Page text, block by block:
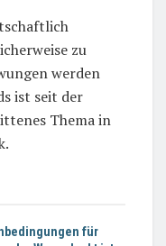
zu
werden
ist seit der
Thema in
für